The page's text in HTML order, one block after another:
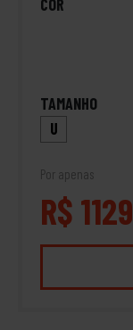
COR
TAMANHO
U
Por apenas
R$ 1129